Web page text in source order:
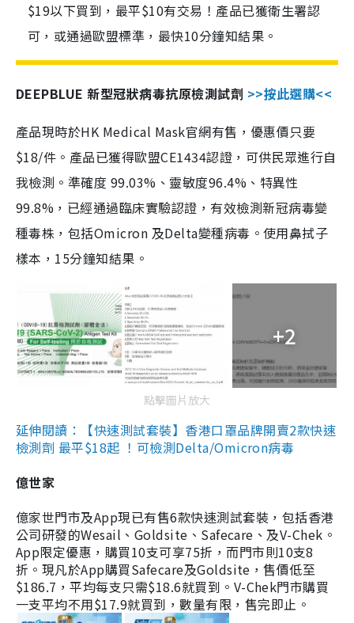
$19以下買到，最平$10有交易！產品已獲衛生署認
可，或通過歐盟標準，最快10分鐘知結果。
DEEPBLUE 新型冠狀病毒抗原檢測試劑 >>按此選購<<
產品現時於HK Medical Mask官網有售，優惠價只要
$18/件。產品已獲得歐盟CE1434認證，可供民眾進行自
我檢測。準確度 99.03%、靈敏度96.4%、特異性
99.8%，已經通過臨床實驗認證，有效檢測新冠病毒變
種毒株，包括Omicron 及Delta變種病毒。使用鼻拭子
樣本，15分鐘知結果。
+2
點擊圖片放大
延伸閱讀：【快速測試套裝】香港口罩品牌開賣2款快速
檢測劑 最平$18起 ！可檢測Delta/Omicron病毒
億世家
億家世門市及App現已有售6款快速測試套裝，包括香港
公司研發的Wesail、Goldsite、Safecare、及V-Chek。
App限定優惠，購買10支可享75折，而門市則10支8
折。現凡於App購買Safecare及Goldsite，售價低至
$186.7，平均每支只需$18.6就買到。V-Chek門市購買
一支平均不用$17.9就買到，數量有限，售完即止。